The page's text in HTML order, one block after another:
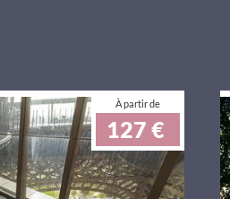
À partir de
127 €